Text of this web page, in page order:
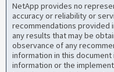
NetApp provides no
accuracy or reliability or
recommendations provided
any results that may be
observance of any
information in this
information or the